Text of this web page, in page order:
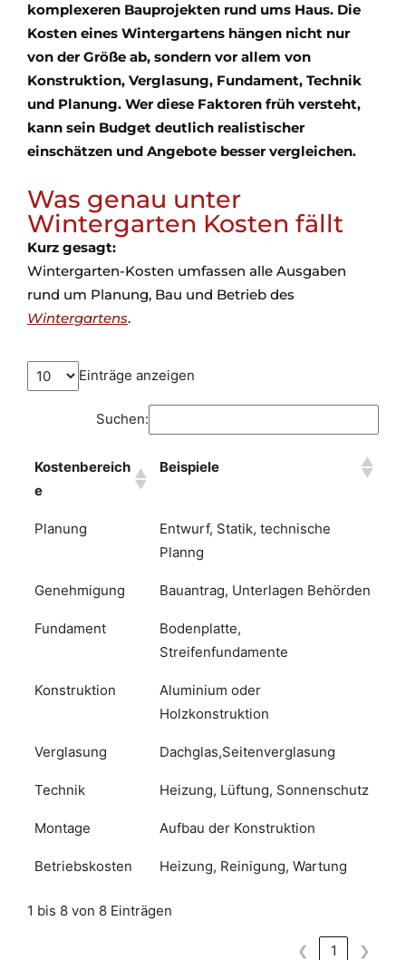
komplexeren Bauprojekten rund ums Haus. Die
Kosten eines Wintergartens hängen nicht nur
von der Größe ab, sondern vor allem von
Konstruktion, Verglasung, Fundament, Technik
und Planung. Wer diese Faktoren früh versteht,
kann sein Budget deutlich realistischer
einschätzen und Angebote besser vergleichen.
Was genau unter
Wintergarten Kosten fällt
Kurz gesagt:
Wintergarten-Kosten umfassen alle Ausgaben
rund um Planung, Bau und Betrieb des
Wintergartens.
Einträge anzeigen
Suchen:
Kostenbereich
e
Beispiele
Planung
Entwurf, Statik, technische
Planng
Genehmigung Bauantrag, Unterlagen Behörden
Fundament
Bodenplatte,
Streifenfundamente
Konstruktion
Aluminium oder
Holzkonstruktion
Verglasung Dachglas,Seitenverglasung
Technik Heizung, Lüftung, Sonnenschutz
Montage Aufbau der Konstruktion
Betriebskosten Heizung, Reinigung, Wartung
1 bis 8 von 8 Einträgen
❮ 1 ❯